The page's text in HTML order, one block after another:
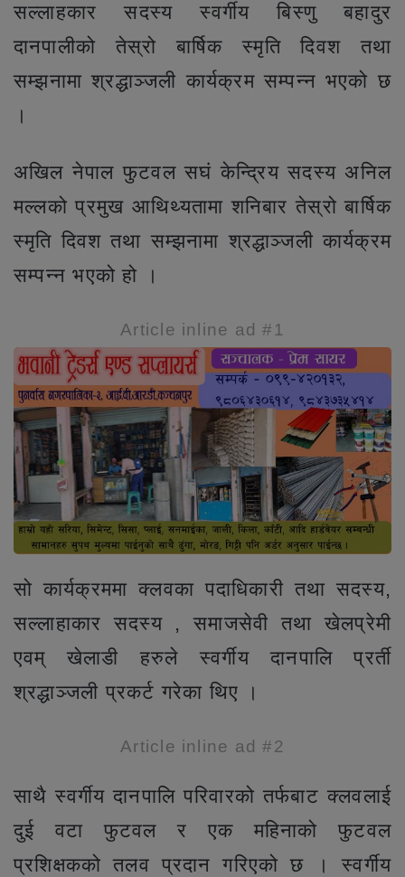
सल्लाहकार सदस्य स्वर्गीय बिस्णु बहादुर
दानपालीको तेस्रो बार्षिक स्मृति दिवश तथा
सम्झनामा श्रद्धाञ्जली कार्यक्रम सम्पन्न भएको छ
।
अखिल नेपाल फुटवल सघं केन्द्रिय सदस्य अनिल
मल्लको प्रमुख आथिथ्यतामा शनिबार तेस्रो बार्षिक
स्मृति दिवश तथा सम्झनामा श्रद्धाञ्जली कार्यक्रम
सम्पन्न भएको हो ।
Article inline ad #1
सो कार्यक्रममा क्लवका पदाधिकारी तथा सदस्य,
सल्लाहाकार सदस्य , समाजसेवी तथा खेलप्रेमी
एवम् खेलाडी हरुले स्वर्गीय दानपालि प्रर्ती
श्रद्धाञ्जली प्रकर्ट गरेका थिए ।
Article inline ad #2
साथै स्वर्गीय दानपालि परिवारको तर्फबाट क्लवलाई
दुई वटा फुटवल र एक महिनाको फुटवल
प्रशिक्षकको तलव प्रदान गरिएको छ । स्वर्गीय